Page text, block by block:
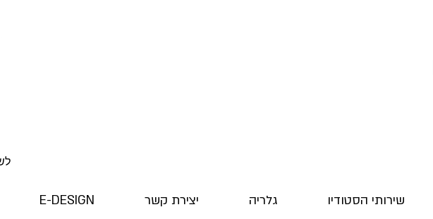
שירותי הסטודיו גלריה יצירת קשר E-DESIGN